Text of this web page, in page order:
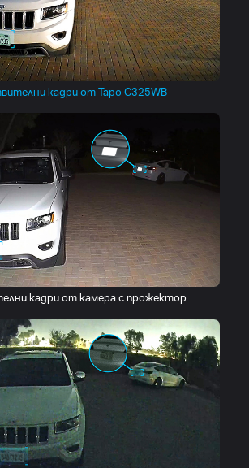
кадри от Tapo C325WB
кадри от камера с прожектор